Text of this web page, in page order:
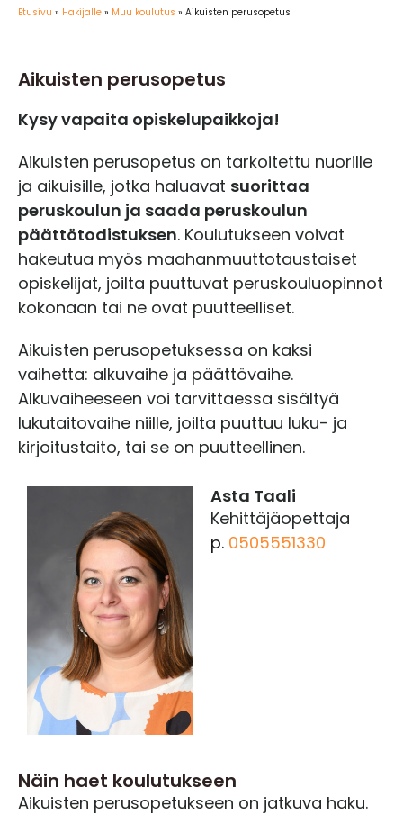
Etusivu » Hakijalle » Muu koulutus » Aikuisten perusopetus
Aikuisten perusopetus
Kysy vapaita opiskelupaikkoja!
Aikuisten perusopetus on tarkoitettu nuorille
ja aikuisille, jotka haluavat suorittaa
peruskoulun ja saada peruskoulun
päättötodistuksen. Koulutukseen voivat
hakeutua myös maahanmuuttotaustaiset
opiskelijat, joilta puuttuvat peruskouluopinnot
kokonaan tai ne ovat puutteelliset.
Aikuisten perusopetuksessa on kaksi
vaihetta: alkuvaihe ja päättövaihe.
Alkuvaiheeseen voi tarvittaessa sisältyä
lukutaitovaihe niille, joilta puuttuu luku- ja
kirjoitustaito, tai se on puutteellinen.
Asta Taali
Kehittäjäopettaja
p. 0505551330
Näin haet koulutukseen
Aikuisten perusopetukseen on jatkuva haku.